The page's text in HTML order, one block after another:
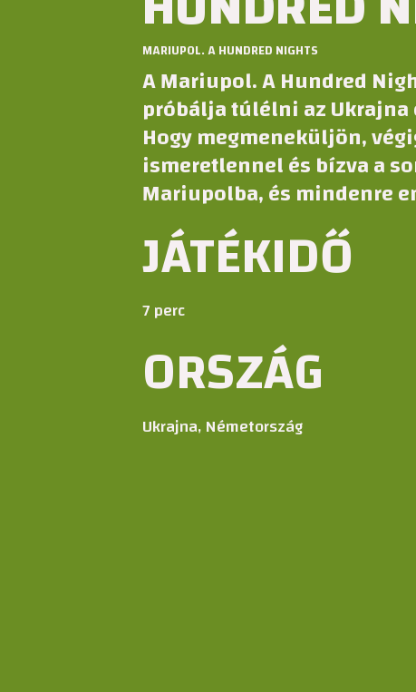
MARIUPOL. A HUNDRED NIGHTS
AMariupol. A Hundred
próbálja túlélni az
Hogy megmeneküljön,
ismeretlennel és bízva a
Mariupolba, és mindenre
JÁTÉKIDŐ
7 perc
ORSZÁG
Ukrajna, Németország